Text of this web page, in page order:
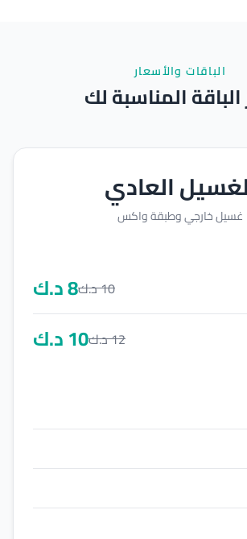
الباقات والأسعار
الباقة المناسبة لك
العادي
غسيل خارجي وطبقة واكس
10د.ك8د.ك
12د.ك10د.ك